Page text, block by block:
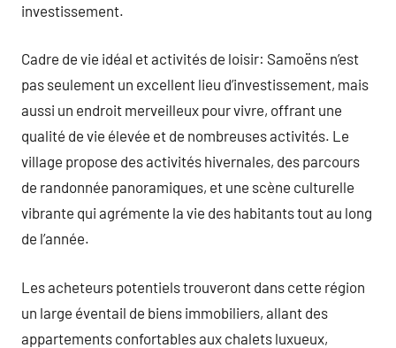
investissement.
Cadre de vie idéal et activités de loisir: Samoëns n’est
pas seulement un excellent lieu d’investissement, mais
aussi un endroit merveilleux pour vivre, offrant une
qualité de vie élevée et de nombreuses activités. Le
village propose des activités hivernales, des parcours
de randonnée panoramiques, et une scène culturelle
vibrante qui agrémente la vie des habitants tout au long
de l’année.
Les acheteurs potentiels trouveront dans cette région
un large éventail de biens immobiliers, allant des
appartements confortables aux chalets luxueux,